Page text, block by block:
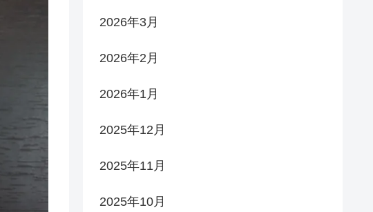
2026年3月
2026年2月
2026年1月
2025年12月
2025年11月
2025年10月